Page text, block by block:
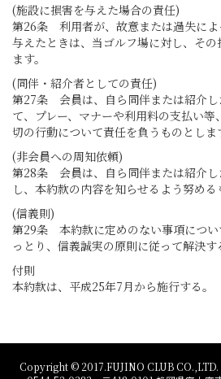
(施設に損害を与えた場合の責任)
第26条 利用者が、故意または過失によ
与えたときは、当ゴルフ場に対し、そ
ます。
(同伴・紹介者としての責任)
第27条 会員は、自ら同伴または紹介し
て、プレー、マナーや利用料の支払い
切の行動について責任を負うものとしま
(非会員への周知依頼)
第28条 会員は、自ら同伴または紹介し
し、本約款の内容を知らせるよう努める
(信義則)
第29条 本約款に定めのない事項につい
っとり、信義誠実の原則に従って解決す
付則
本約款は、平成25年7月から施行する。
Copyright © 2017.FUJINO CLUB